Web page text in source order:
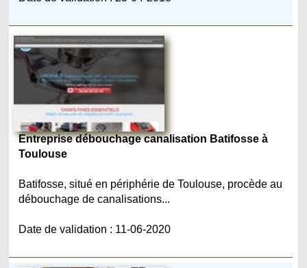
Entreprise débouchage canalisation Batifosse à
Toulouse
Batifosse, situé en périphérie de Toulouse, procède au
débouchage de canalisations...
Date de validation : 11-06-2020